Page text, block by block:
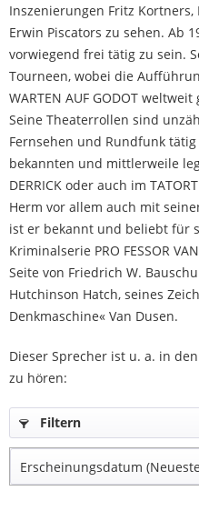
Inszenierungen Fritz
Erwin Piscators zu sehen. Ab
vorwiegend frei tätig zu sein.
Tourneen, wobei die
WARTEN AUF GODOT
Seine Theaterrollen sind
Fernsehen und Rundfunk
bekannten und mittlerweile
DERRICK oder auch im
Herm vor allem auch mit
ist er bekannt und beliebt für
Kriminalserie PRO FESSOR
Seite von Friedrich W.
Hutchinson Hatch, seines
Denkmaschine« Van Dusen.
Dieser Sprecher ist u. a. in
zu hören:
Filtern